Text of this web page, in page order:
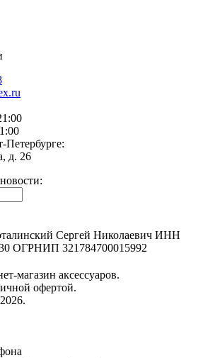
Петербурге:
д. 26
Сергей Николаевич ИНН
ОГРНИП 321784700015992
магазин аксессуаров.
офертой.